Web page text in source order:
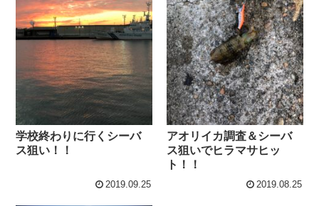
学校終わりに行くシーバ
ス狙い！！
2019.09.25
アオリイカ調査＆シーバ
ス狙いでヒラマサヒッ
ト！！
2019.08.25